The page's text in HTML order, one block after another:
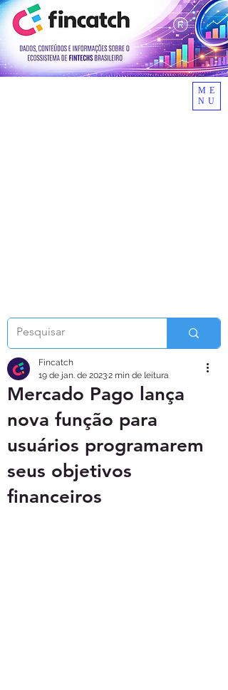
ME
NU
Mercado Pago lança
nova função para
usuários programarem
seus objetivos
financeiros
Fincatch
19 de jan. de 20232 min de leitura